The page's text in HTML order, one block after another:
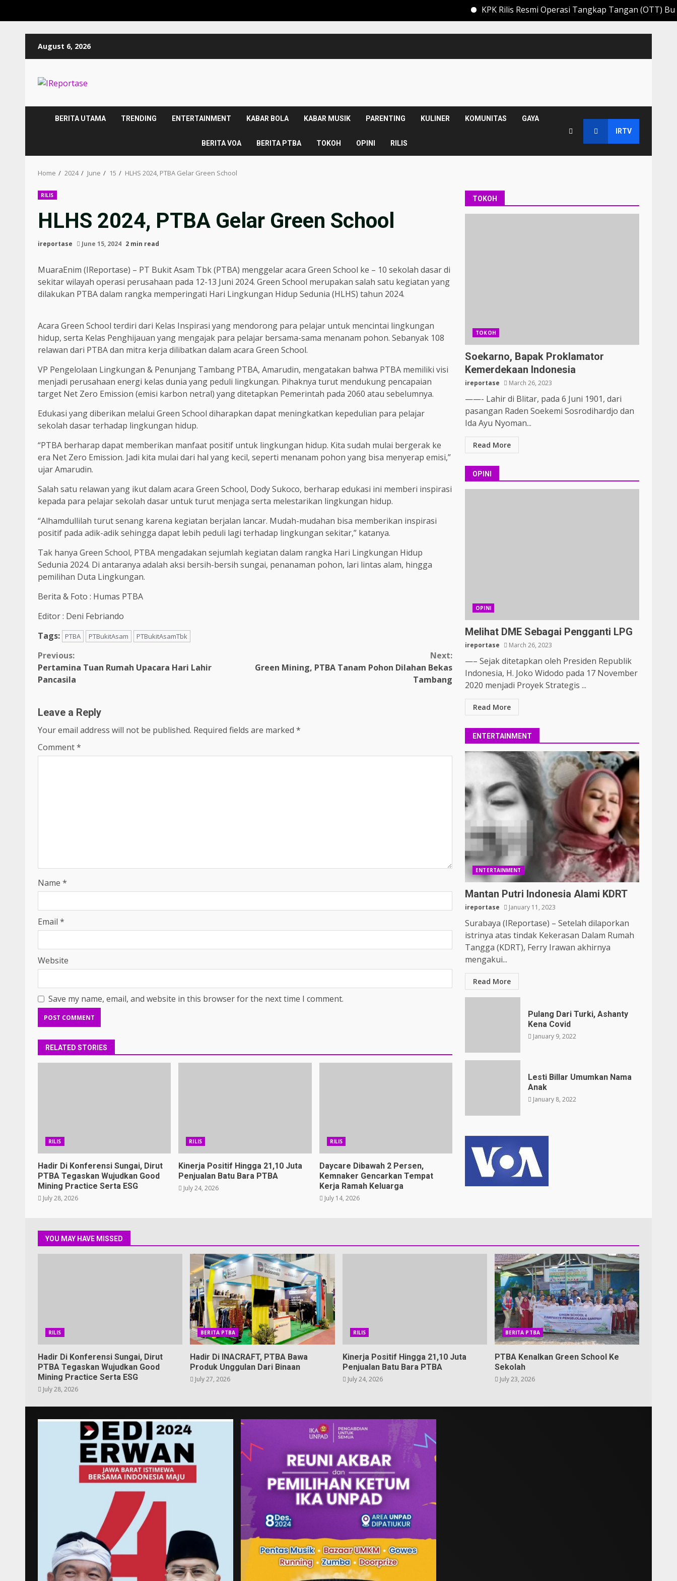
KPK Rilis Resmi Operasi Tangkap Tangan (OTT) Bupati
August 6, 2026
BERITA UTAMA TRENDING ENTERTAINMENT KABAR BOLA KABAR MUSIK PARENTING KULINER KOMUNITAS GAYA
BERITA VOA BERITA PTBA TOKOH OPINI RILIS
IRTV
Home 2024 June 15 HLHS 2024, PTBA Gelar Green School
RILIS
HLHS 2024, PTBA Gelar Green School
ireportase June 15, 2024 2 min read
MuaraEnim (IReportase) – PT Bukit Asam Tbk (PTBA) menggelar acara Green School ke – 10 sekolah dasar di
sekitar wilayah operasi perusahaan pada 12-13 Juni 2024. Green School merupakan salah satu kegiatan yang
dilakukan PTBA dalam rangka memperingati Hari Lingkungan Hidup Sedunia (HLHS) tahun 2024.
Acara Green School terdiri dari Kelas Inspirasi yang mendorong para pelajar untuk mencintai lingkungan
hidup, serta Kelas Penghijauan yang mengajak para pelajar bersama-sama menanam pohon. Sebanyak 108
relawan dari PTBA dan mitra kerja dilibatkan dalam acara Green School.
VP Pengelolaan Lingkungan & Penunjang Tambang PTBA, Amarudin, mengatakan bahwa PTBA memiliki visi
menjadi perusahaan energi kelas dunia yang peduli lingkungan. Pihaknya turut mendukung pencapaian
target Net Zero Emission (emisi karbon netral) yang ditetapkan Pemerintah pada 2060 atau sebelumnya.
Edukasi yang diberikan melalui Green School diharapkan dapat meningkatkan kepedulian para pelajar
sekolah dasar terhadap lingkungan hidup.
“PTBA berharap dapat memberikan manfaat positif untuk lingkungan hidup. Kita sudah mulai bergerak ke
era Net Zero Emission. Jadi kita mulai dari hal yang kecil, seperti menanam pohon yang bisa menyerap emisi,”
ujar Amarudin.
Salah satu relawan yang ikut dalam acara Green School, Dody Sukoco, berharap edukasi ini memberi inspirasi
kepada para pelajar sekolah dasar untuk turut menjaga serta melestarikan lingkungan hidup.
“Alhamdullilah turut senang karena kegiatan berjalan lancar. Mudah-mudahan bisa memberikan inspirasi
positif pada adik-adik sehingga dapat lebih peduli lagi terhadap lingkungan sekitar,” katanya.
Tak hanya Green School, PTBA mengadakan sejumlah kegiatan dalam rangka Hari Lingkungan Hidup
Sedunia 2024. Di antaranya adalah aksi bersih-bersih sungai, penanaman pohon, lari lintas alam, hingga
pemilihan Duta Lingkungan.
Berita & Foto : Humas PTBA
Editor : Deni Febriando
Tags:
PTBA PTBukitAsam PTBukitAsamTbk
Continue
Reading
Previous:
Pertamina Tuan Rumah Upacara Hari Lahir
Pancasila
Next:
Green Mining, PTBA Tanam Pohon Dilahan Bekas
Tambang
Leave a Reply
Your email address will not be published. Required fields are marked *
Comment*
Name *
Email *
Website
Save my name, email, and website in this browser for the next time I comment.
RELATED STORIES
RILIS
Hadir Di Konferensi Sungai, Dirut
PTBA Tegaskan Wujudkan Good
Mining Practice Serta ESG
July 28, 2026
RILIS
Kinerja Positif Hingga 21,10 Juta
Penjualan Batu Bara PTBA
July 24, 2026
RILIS
Daycare Dibawah 2 Persen,
Kemnaker Gencarkan Tempat
Kerja Ramah Keluarga
July 14, 2026
TOKOH
TOKOH
Soekarno, Bapak Proklamator
Kemerdekaan Indonesia
ireportase March 26, 2023
——- Lahir di Blitar, pada 6 Juni 1901, dari
pasangan Raden Soekemi Sosrodihardjo dan
Ida Ayu Nyoman...
Read More
OPINI
OPINI
Melihat DME Sebagai Pengganti LPG
ireportase March 26, 2023
—– Sejak ditetapkan oleh Presiden Republik
Indonesia, H. Joko Widodo pada 17 November
2020 menjadi Proyek Strategis ...
Read More
ENTERTAINMENT
ENTERTAINMENT
Mantan Putri Indonesia Alami KDRT
ireportase January 11, 2023
Surabaya (IReportase) – Setelah dilaporkan
istrinya atas tindak Kekerasan Dalam Rumah
Tangga (KDRT), Ferry Irawan akhirnya
mengakui...
Read More
Pulang Dari Turki, Ashanty
Kena Covid
January 9, 2022
Lesti Billar Umumkan Nama
Anak
January 8, 2022
YOU MAY HAVE MISSED
RILIS
Hadir Di Konferensi Sungai, Dirut
PTBA Tegaskan Wujudkan Good
Mining Practice Serta ESG
July 28, 2026
BERITA PTBA
Hadir Di INACRAFT, PTBA Bawa
Produk Unggulan Dari Binaan
July 27, 2026
RILIS
Kinerja Positif Hingga 21,10 Juta
Penjualan Batu Bara PTBA
July 24, 2026
BERITA PTBA
PTBA Kenalkan Green School Ke
Sekolah
July 23, 2026